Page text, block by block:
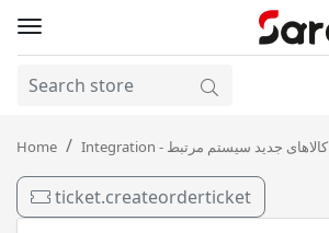
Home Integration - کالاهای جدید سیستم مرتبط
EP 75 * 80 1L پارس / 24
ticket.createorderticket